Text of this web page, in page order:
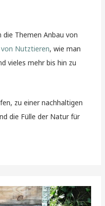
die Themen Anbau von
Nutztieren, wie man
vieles mehr bis hin zu
zu einer nachhaltigen
die Fülle der Natur für